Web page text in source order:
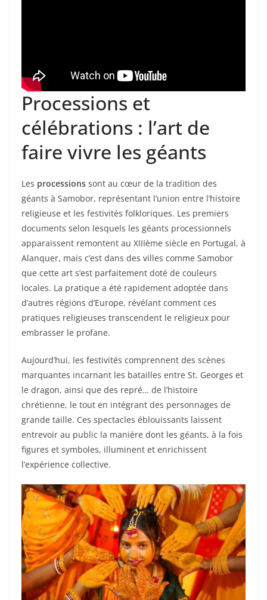
Processions et
célébrations : l’art de
faire vivre les géants
Les processions sont au cœur de la tradition des
géants à Samobor, représentant l’union entre l’histoire
religieuse et les festivités folkloriques. Les premiers
documents selon lesquels les géants processionnels
apparaissent remontent au XIIIème siècle en Portugal, à
Alanquer, mais c’est dans des villes comme Samobor
que cette art s’est parfaitement doté de couleurs
locales. La pratique a été rapidement adoptée dans
d’autres régions d’Europe, révélant comment ces
pratiques religieuses transcendent le religieux pour
embrasser le profane.
Aujourd’hui, les festivités comprennent des scènes
marquantes incarnant les batailles entre St. Georges et
le dragon, ainsi que des repré… de l’histoire
chrétienne, le tout en intégrant des personnages de
grande taille. Ces spectacles éblouissants laissent
entrevoir au public la manière dont les géants, à la fois
figures et symboles, illuminent et enrichissent
l’expérience collective.